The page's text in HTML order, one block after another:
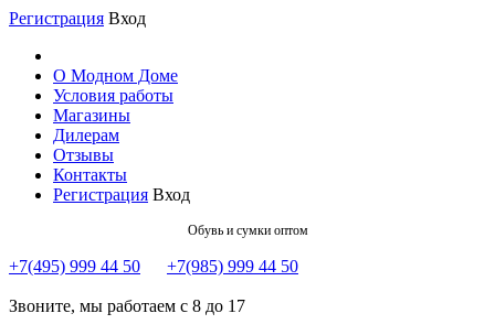
Регистрация Вход
О Модном Доме
Условия работы
Магазины
Дилерам
Отзывы
Контакты
Регистрация Вход
Обувь и сумки оптом
+7(495) 999 44 50 +7(985) 999 44 50
Звоните, мы работаем с 8 до 17